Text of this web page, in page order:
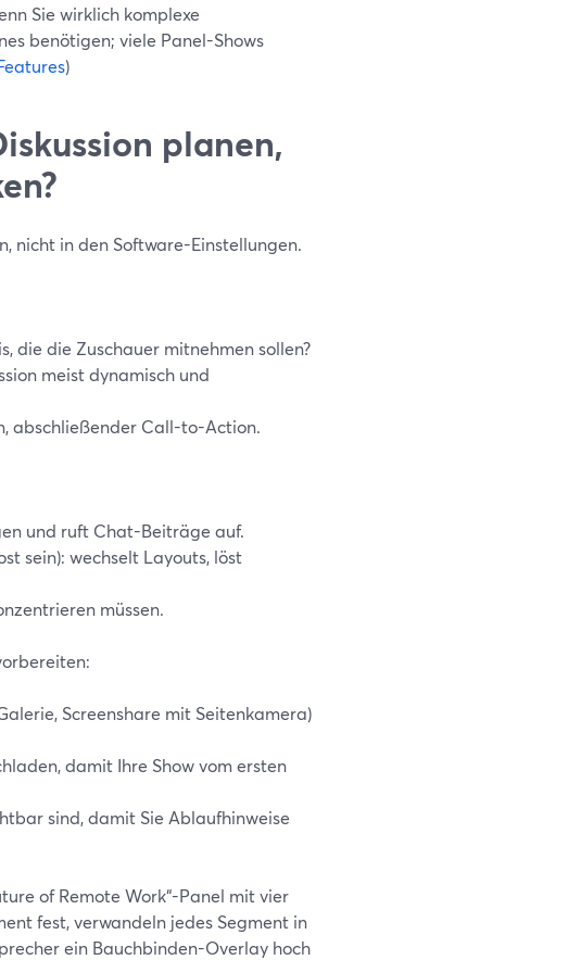
Sie wirklich komplexe
benötigen; viele Panel-Shows
)
planen,
nicht in den Software-Einstellungen.
die die Zuschauer mitnehmen sollen?
meist dynamisch und
abschließender Call-to-Action.
und ruft Chat-Beiträge auf.
sein): wechselt Layouts, löst
müssen.
Screenshare mit Seitenkamera)
damit Ihre Show vom ersten
sind, damit Sie Ablaufhinweise
of Remote Work“-Panel mit vier
fest, verwandeln jedes Segment in
ein Bauchbinden-Overlay hoch